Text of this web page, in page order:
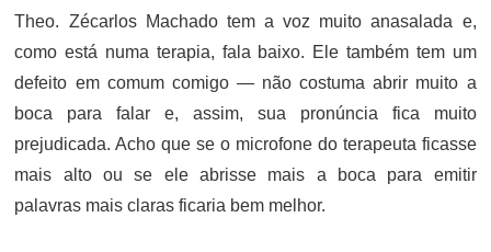
Theo. Zécarlos Machado tem a voz muito anasalada e,
como está numa terapia, fala baixo. Ele também tem um
defeito em comum comigo — não costuma abrir muito a
boca para falar e, assim, sua pronúncia fica muito
prejudicada. Acho que se o microfone do terapeuta ficasse
mais alto ou se ele abrisse mais a boca para emitir
palavras mais claras ficaria bem melhor.